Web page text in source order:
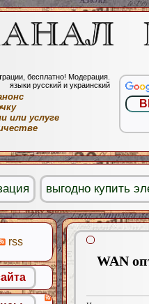
WAN
rss
бесплатно! Модерация.
языки русский и украинский
или услуге
выгодно купить